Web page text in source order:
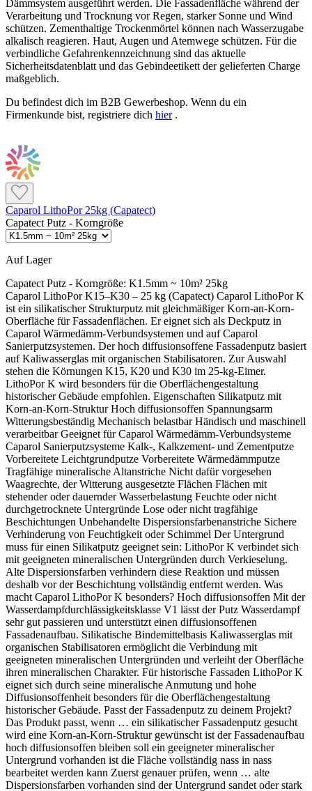
Du befindest dich im B2B Gewerbeshop. Wenn du ein
Firmenkunde bist, registriere dich hier.
Caparol LithoPor 25kg (Capatect)
Capatect Putz - Korngröße
Auf Lager
Capatect Putz - Korngröße: K1.5mm ~ 10m² 25kg
Caparol LithoPor K15–K30 – 25 kg (Capatect) Caparol LithoPor K
ist ein silikatischer Strukturputz mit gleichmäßiger Korn-an-Korn-
Oberfläche für Fassadenflächen. Er eignet sich als Deckputz in
Caparol Wärmedämm-Verbundsystemen und auf Caparol
Sanierputzsystemen. Der hoch diffusionsoffene Fassadenputz basiert
auf Kaliwasserglas mit organischen Stabilisatoren. Zur Auswahl
stehen die Körnungen K15, K20 und K30 im 25-kg-Eimer.
LithoPor K wird besonders für die Oberflächengestaltung
historischer Gebäude empfohlen. Eigenschaften Silikatputz mit
Korn-an-Korn-Struktur Hoch diffusionsoffen Spannungsarm
Witterungsbeständig Mechanisch belastbar Händisch und maschinell
verarbeitbar Geeignet für Caparol Wärmedämm-Verbundsysteme
Caparol Sanierputzsysteme Kalk-, Kalkzement- und Zementputze
Vorbereitete Leichtgrundputze Vorbereitete Wärmedämmputze
Tragfähige mineralische Altanstriche Nicht dafür vorgesehen
Waagrechte, der Witterung ausgesetzte Flächen Flächen mit
stehender oder dauernder Wasserbelastung Feuchte oder nicht
durchgetrocknete Untergründe Lose oder nicht tragfähige
Beschichtungen Unbehandelte Dispersionsfarbenanstriche Sichere
Verhinderung von Feuchtigkeit oder Schimmel Der Untergrund
muss für einen Silikatputz geeignet sein: LithoPor K verbindet sich
mit geeigneten mineralischen Untergründen durch Verkieselung.
Alte Dispersionsfarben verhindern diese Reaktion und müssen
deshalb vor der Beschichtung vollständig entfernt werden. Was
macht Caparol LithoPor K besonders? Hoch diffusionsoffen Mit der
Wasserdampfdurchlässigkeitsklasse V1 lässt der Putz Wasserdampf
sehr gut passieren und unterstützt einen diffusionsoffenen
Fassadenaufbau. Silikatische Bindemittelbasis Kaliwasserglas mit
organischen Stabilisatoren ermöglicht die Verbindung mit
geeigneten mineralischen Untergründen und verleiht der Oberfläche
ihren mineralischen Charakter. Für historische Fassaden LithoPor K
eignet sich durch seine mineralische Anmutung und hohe
Diffusionsoffenheit besonders für die Oberflächengestaltung
historischer Gebäude. Passt der Fassadenputz zu deinem Projekt?
Das Produkt passt, wenn … ein silikatischer Fassadenputz gesucht
wird eine Korn-an-Korn-Struktur gewünscht ist der Fassadenaufbau
hoch diffusionsoffen bleiben soll ein geeigneter mineralischer
Untergrund vorhanden ist die Fläche vollständig nass in nass
bearbeitet werden kann Zuerst genauer prüfen, wenn … alte
Dispersionsfarben vorhanden sind der Untergrund sandet oder stark